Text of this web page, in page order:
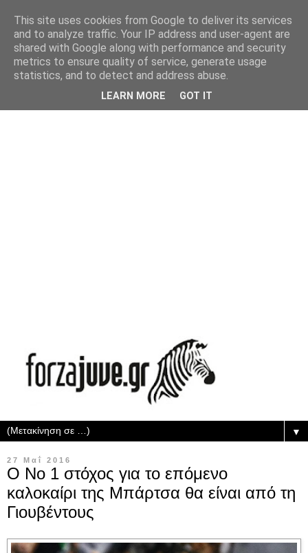
▼
27 Μαΐ 2016
Ο Νο 1 στόχος για το επόμενο
καλοκαίρι της Μπάρτσα θα είναι από τη
Γιουβέντους
This site uses cookies from Google to deliver its services
and to analyze traffic. Your IP address and user-agent are
shared with Google along with performance and security
metrics to ensure quality of service, generate usage
statistics, and to detect and address abuse.
LEARN MORE GOT IT